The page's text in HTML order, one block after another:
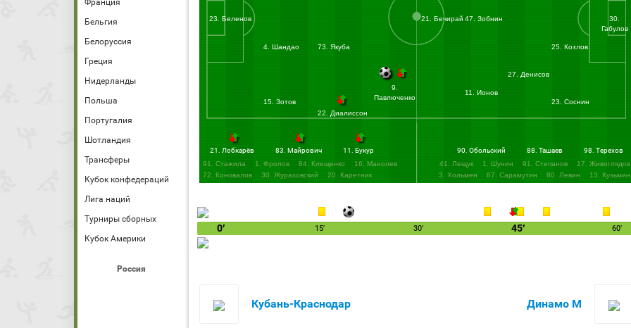
Франция
Бельгия
Белоруссия
Греция
Нидерланды
Польша
Португалия
Шотландия
Трансферы
Кубок конфедераций
Лига наций
Турниры сборных
Кубок Америки
Россия
23. Беленов
22. Диалиссон
15. Зотов
4. Шандао 73. Якуба
9.
Павлюченко
21. Лобкарёв 83. Майрович
11. Букур
91. Стажила
1. Фролов 84. Клещенко
16. Манолев
72. Коновалов
30. Жураховский
20. Каретник
30.
Габулов
25. Козлов
47. Зобнин
27. Денисов
23. Соснин
11. Ионов
21. Бечирай
98. Терехов
88. Ташаев
90. Обольский
41. Лещук
1. Шунин 91. Степанов
17. Живоглядов
3. Хольмен
87. Сарамутин 80. Левин
13. Кузьмин
0′ 15′ 30′ 45′ 60′
Кубань-Краснодар Динамо М